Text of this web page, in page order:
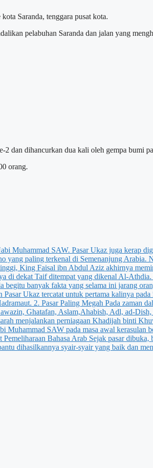
Saranda, tenggara pusat kota.
pelabuhan Saranda dan jalan yang
dan dihancurkan dua kali oleh gempa bumi
orang.